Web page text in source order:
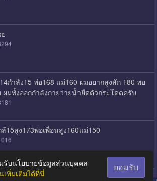
กำลัง15 พ่อ168 แม่160 ผมอยากสูงสัก 180 พอ
มทั้งออกกำลังกายว่ายน้ำยืดตัวกระโดดครับ
ล้15สูง173พ่อเพื่อนสูง160แม่150
รับนโยบายข้อมูลส่วนบุคคล
เพิ่มเติมได้ที่นี่
ยอมรับ